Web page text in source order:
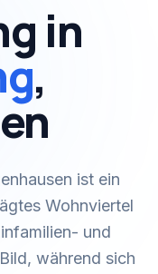
in
,
ist ein
Wohnviertel
und
während sich